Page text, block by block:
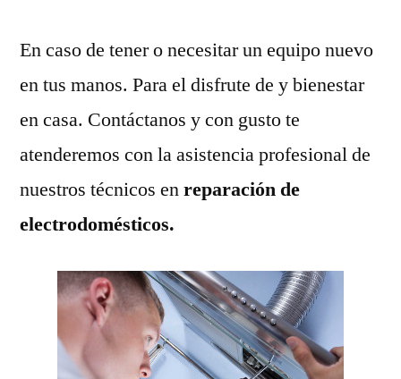
En caso de tener o necesitar un equipo nuevo
en tus manos. Para el disfrute de y bienestar
en casa. Contáctanos y con gusto te
atenderemos con la asistencia profesional de
nuestros técnicos enreparación de
electrodomésticos.